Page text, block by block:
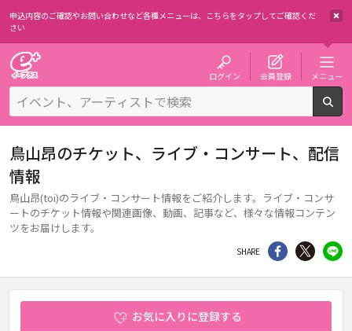
申込内容のご確認やお問い合わせなど各種メニューは、 こちらをタップしてご確認くだ
さい
ログイン 会員登録 メニュー
鳥山昂のチケット、ライブ・コンサート、配信
情報
鳥山昂(toi)のライブ・コンサート情報をご紹介します。ライブ・コンサ
ートのチケット情報や関連画像、動画、記事など、様々な情報コンテン
ツをお届けします。
SHARE シェア Twitter
お気に入りに登録する